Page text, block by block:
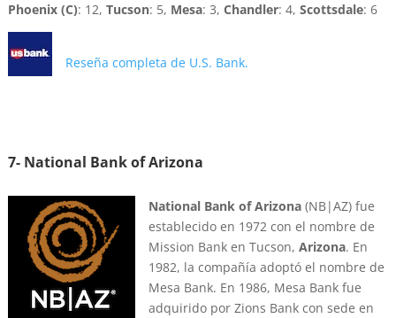
Phoenix (C): 12, Tucson: 5, Mesa: 3, Chandler: 4, Scottsdale: 6
Reseña completa de U.S. Bank.
7- National Bank of Arizona
National Bank of Arizona(NB|AZ) fue
establecido en 1972 con el nombre de
Mission Bank en Tucson, Arizona. En
1982, la compañía adoptó el nombre de
Mesa Bank. En 1986, Mesa Bank fue
adquirido por Zions Bank con sede en